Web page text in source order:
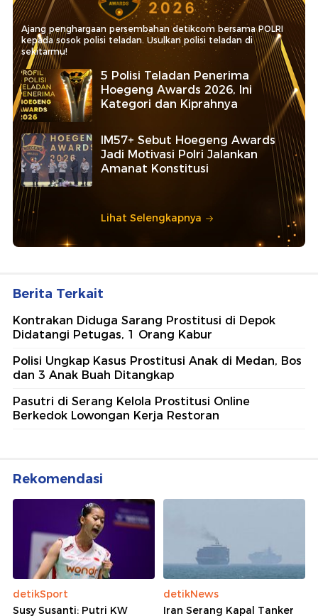
Ajang penghargaan persembahan detikcom bersama POLRI
kepada sosok polisi teladan. Usulkan polisi teladan di
sekitarmu!
5 Polisi Teladan Penerima
Hoegeng Awards 2026, Ini
Kategori dan Kiprahnya
IM57+ Sebut Hoegeng Awards
Jadi Motivasi Polri Jalankan
Amanat Konstitusi
Lihat Selengkapnya
Berita Terkait
Kontrakan Diduga Sarang Prostitusi di Depok
Didatangi Petugas, 1 Orang Kabur
Polisi Ungkap Kasus Prostitusi Anak di Medan, Bos
dan 3 Anak Buah Ditangkap
Pasutri di Serang Kelola Prostitusi Online
Berkedok Lowongan Kerja Restoran
Rekomendasi
detikSport
Susy Susanti: Putri KW
detikNews
Iran Serang Kapal Tanker